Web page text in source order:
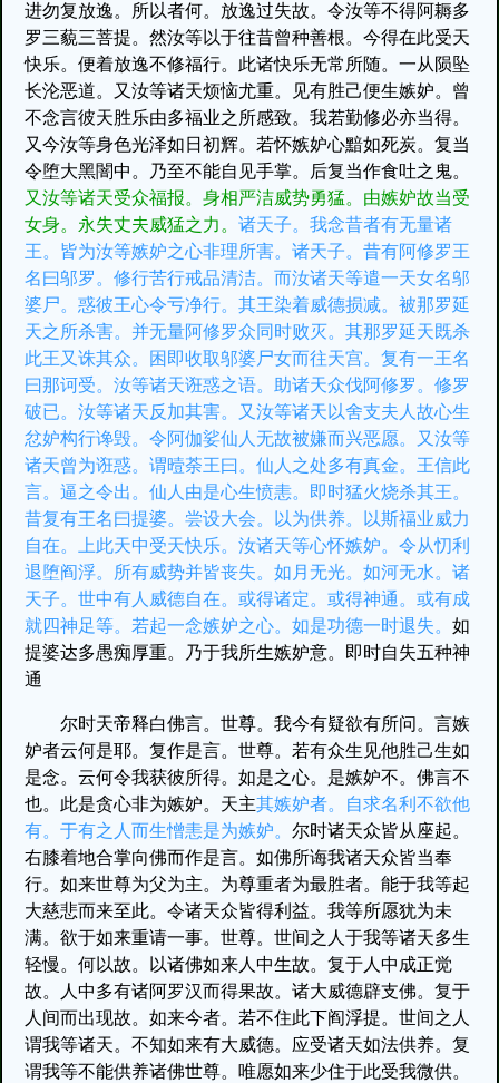
进勿复放逸。所以者何。放逸过失故。令汝等不得阿耨多
罗三藐三菩提。然汝等以于往昔曾种善根。今得在此受天
快乐。便着放逸不修福行。此诸快乐无常所随。一从陨坠
长沦恶道。又汝等诸天烦恼尤重。见有胜己便生嫉妒。曾
不念言彼天胜乐由多福业之所感致。我若勤修必亦当得。
又今汝等身色光泽如日初辉。若怀嫉妒心黯如死炭。复当
令堕大黑闇中。乃至不能自见手掌。后复当作食吐之鬼。
又汝等诸天受众福报。身相严洁威势勇猛。由嫉妒故当受
女身。永失丈夫威猛之力。诸天子。我念昔者有无量诸
王。皆为汝等嫉妒之心非理所害。诸天子。昔有阿修罗王
名曰邬罗。修行苦行戒品清洁。而汝诸天等遣一天女名邬
婆尸。惑彼王心令亏净行。其王染着威德损减。被那罗延
天之所杀害。并无量阿修罗众同时败灭。其那罗延天既杀
此王又诛其众。困即收取邬婆尸女而往天宫。复有一王名
曰那诃受。汝等诸天诳惑之语。助诸天众伐阿修罗。修罗
破已。汝等诸天反加其害。又汝等诸天以舍支夫人故心生
忿妒构行谗毁。令阿伽娑仙人无故被嫌而兴恶愿。又汝等
诸天曾为诳惑。谓曀荼王曰。仙人之处多有真金。王信此
言。逼之令出。仙人由是心生愤恚。即时猛火烧杀其王。
昔复有王名曰提婆。尝设大会。以为供养。以斯福业威力
自在。上此天中受天快乐。汝诸天等心怀嫉妒。令从忉利
退堕阎浮。所有威势并皆丧失。如月无光。如河无水。诸
天子。世中有人威德自在。或得诸定。或得神通。或有成
就四神足等。若起一念嫉妒之心。如是功德一时退失。如
提婆达多愚痴厚重。乃于我所生嫉妒意。即时自失五种神
通
尔时天帝释白佛言。世尊。我今有疑欲有所问。言嫉
妒者云何是耶。复作是言。世尊。若有众生见他胜己生如
是念。云何令我获彼所得。如是之心。是嫉妒不。佛言不
也。此是贪心非为嫉妒。天主其嫉妒者。自求名利不欲他
有。于有之人而生憎恚是为嫉妒。尔时诸天众皆从座起。
右膝着地合掌向佛而作是言。如佛所诲我诸天众皆当奉
行。如来世尊为父为主。为尊重者为最胜者。能于我等起
大慈悲而来至此。令诸天众皆得利益。我等所愿犹为未
满。欲于如来重请一事。世尊。世间之人于我等诸天多生
轻慢。何以故。以诸佛如来人中生故。复于人中成正觉
故。人中多有诸阿罗汉而得果故。诸大威德辟支佛。复于
人间而出现故。如来今者。若不住此下阎浮提。世间之人
谓我等诸天。不知如来有大威德。应受诸天如法供养。复
谓我等不能供养诸佛世尊。唯愿如来少住于此受我微供。